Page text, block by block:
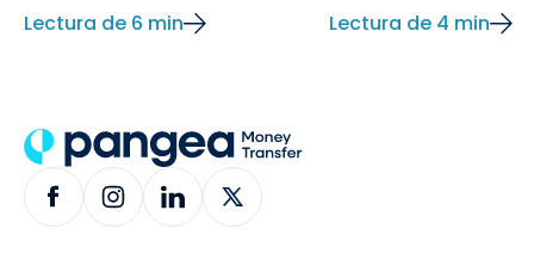
Lectura de 6 min Lectura de 4 min